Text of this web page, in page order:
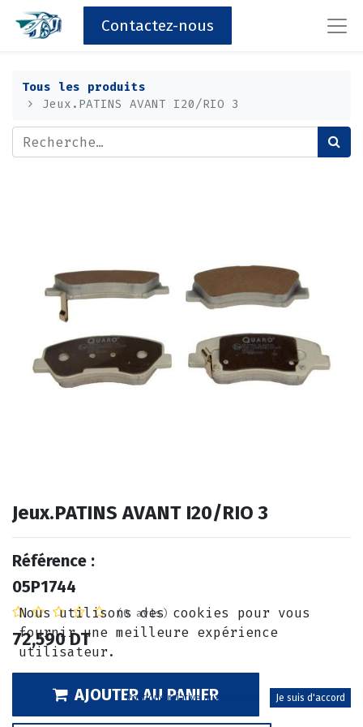
Contactez-nous
Tous les produits
Jeux.PATINS AVANT I20/RIO 3
Jeux.PATINS AVANT I20/RIO 3
Référence :
05P1744
(0 avis)
72,590DT
AJOUTER AU PANIER
Nous utilisons des cookies pour vous
fournir une meilleure expérience
utilisateur.
Politique relative aux cookies Je suis d'accord